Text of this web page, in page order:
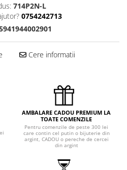
714P2N-L
0754242713
Cere informatii
AMBALARE CADOU PREMIUM LA
TOATE COMENZILE
Pentru comenzile de peste 300 lei
care contin cel putin o bijuterie din
argint, CADOU o pereche de cercei
din argint